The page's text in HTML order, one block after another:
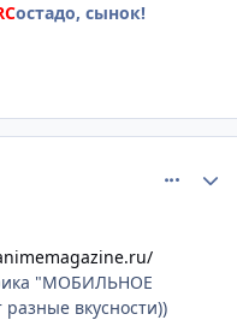
остадо, сынок!
"МОБИЛЬНОЕ
вкусности))